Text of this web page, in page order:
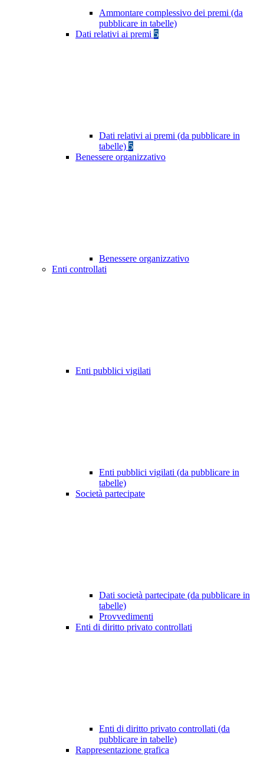
Ammontare complessivo dei premi (da
pubblicare in tabelle)
Dati relativi ai premi 5
Dati relativi ai premi (da pubblicare in
tabelle) 5
Benessere organizzativo
Benessere organizzativo
Enti controllati
Enti pubblici vigilati
Enti pubblici vigilati (da pubblicare in
tabelle)
Società partecipate
Dati società partecipate (da pubblicare in
tabelle)
Provvedimenti
Enti di diritto privato controllati
Enti di diritto privato controllati (da
pubblicare in tabelle)
Rappresentazione grafica